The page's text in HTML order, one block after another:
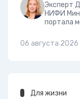
Эксперт
НИФИ
портала
06 августа 2026
Для жизни